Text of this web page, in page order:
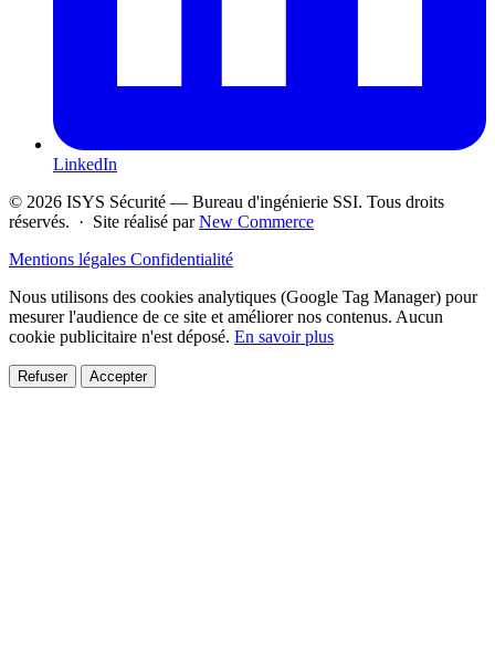
LinkedIn
© 2026 ISYS Sécurité — Bureau d'ingénierie SSI. Tous droits
réservés. · Site réalisé parNew Commerce
Mentions légales Confidentialité
Nous utilisons des cookies analytiques (Google Tag Manager) pour
mesurer l'audience de ce site et améliorer nos contenus. Aucun
cookie publicitaire n'est déposé. En savoir plus
Refuser Accepter